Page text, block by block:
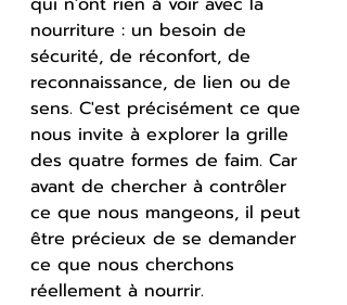
nourriture : un besoin de
sécurité, de réconfort, de
reconnaissance, de lien ou de
sens. C'est précisément ce que
nous invite à explorer la grille
des quatre formes de faim. Car
avant de chercher à contrôler
ce que nous mangeons, il peut
être précieux de se demander
ce que nous cherchons
réellement à nourrir.